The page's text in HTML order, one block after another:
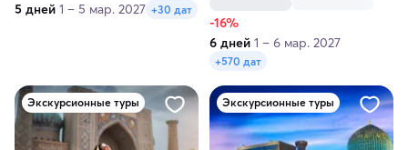
5 дней 1 – 5 мар. 2027 +30 дат
дней
-16%
6 дней 1 – 6 мар. 2027
+570 дат
Экскурсионные туры Экскурсионные туры